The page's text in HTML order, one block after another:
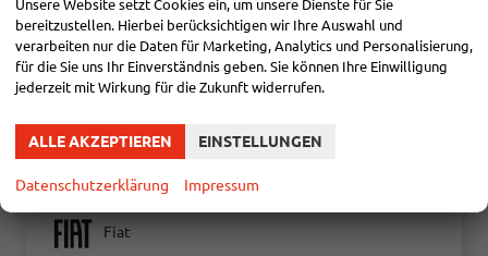
2
Audi
Bentley
Citroën
Cupra
Fiat
Unsere Website setzt Cookies ein, um unsere Dienste für Sie
bereitzustellen. Hierbei berücksichtigen wir Ihre Auswahl und
verarbeiten nur die Daten für Marketing, Analytics und Personalisierung,
für die Sie uns Ihr Einverständnis geben. Sie können Ihre Einwilligung
jederzeit mit Wirkung für die Zukunft widerrufen.
ALLE AKZEPTIEREN EINSTELLUNGEN
Datenschutzerklärung Impressum